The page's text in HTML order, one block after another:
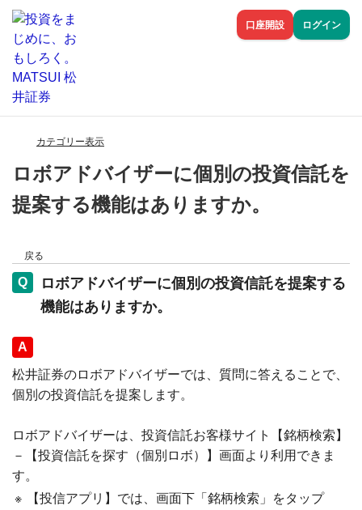
口座開設 ログイン
カテゴリー表示
ロボアドバイザーに個別の投資信託を
提案する機能はありますか。
戻る
ロボアドバイザーに個別の投資信託を提案する
機能はありますか。
回答
松井証券のロボアドバイザーでは、質問に答えることで、
個別の投資信託を提案します。
ロボアドバイザーは、投資信託お客様サイト【銘柄検索】
－【投資信託を探す（個別ロボ）】画面より利用できま
す。
※
【投信アプリ】では、画面下「銘柄検索」をタップ